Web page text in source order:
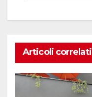
Articoli correlati